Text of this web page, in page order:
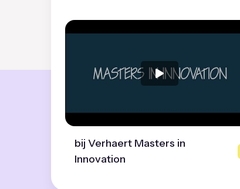
bij Verhaert Masters in
Innovation